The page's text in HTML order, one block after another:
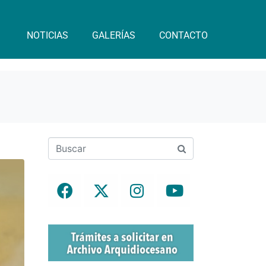
NOTICIAS GALERÍAS CONTACTO